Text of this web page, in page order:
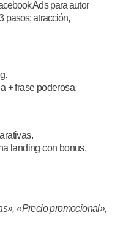
Ads para autor
pasos: atracción,
+ frase poderosa.
landing con bonus.
«Precio promocional»,